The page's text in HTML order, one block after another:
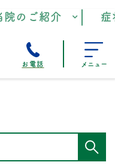
院のご紹介
お電話 メニュー